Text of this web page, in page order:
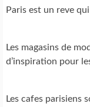
Paris est un reve
Les magasins de
d’inspiration pour
Les cafes parisiens